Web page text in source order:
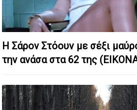
Η Σάρον Στόουν με σέξι
την ανάσα στα 62 της